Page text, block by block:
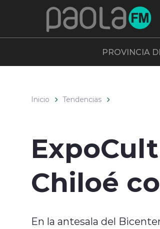
PROVINCIA
Inicio Tendencias
Chiloé
En la antesala del